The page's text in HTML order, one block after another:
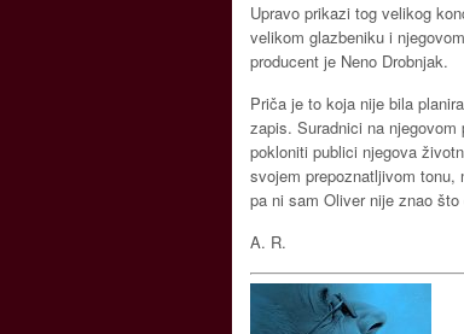
Upravo prikazi tog velikog
velikom glazbeniku i
producent je Neno Drobnjak.
Priča je to koja nije bila
zapis. Suradnici na
pokloniti publici njegova
svojem prepoznatljivom
pa ni sam Oliver nije znao
A. R.